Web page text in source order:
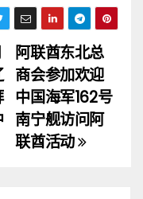
阿联酋东北总
商会参加欢迎
中国海军162号
南宁舰访问阿
联酋活动